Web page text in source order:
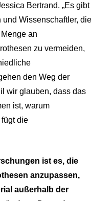
Bertrand. „Es gibt
Wissenschaftler, die
an
zu vermeiden,
den Weg der
wir glauben, dass das
ist, warum
fügt die
ist es, die
anzupassen,
außerhalb der